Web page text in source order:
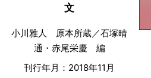
文
小川雅人 原本所蔵／石塚晴
通・赤尾栄慶 編
刊行年月：2018年11月